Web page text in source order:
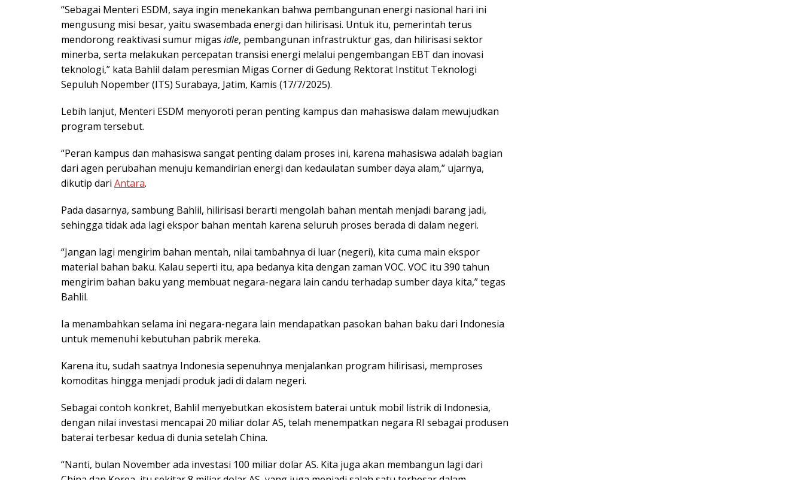
“Sebagai Menteri ESDM, saya ingin menekankan bahwa pembangunan energi nasional hari ini
mengusung misi besar, yaitu swasembada energi dan hilirisasi. Untuk itu, pemerintah terus
mendorong reaktivasi sumur migas idle, pembangunan infrastruktur gas, dan hilirisasi sektor
minerba, serta melakukan percepatan transisi energi melalui pengembangan EBT dan inovasi
teknologi,” kata Bahlil dalam peresmian Migas Corner di Gedung Rektorat Institut Teknologi
Sepuluh Nopember (ITS) Surabaya, Jatim, Kamis (17/7/2025).
Lebih lanjut, Menteri ESDM menyoroti peran penting kampus dan mahasiswa dalam mewujudkan
program tersebut.
“Peran kampus dan mahasiswa sangat penting dalam proses ini, karena mahasiswa adalah bagian
dari agen perubahan menuju kemandirian energi dan kedaulatan sumber daya alam,” ujarnya,
dikutip dari Antara.
Pada dasarnya, sambung Bahlil, hilirisasi berarti mengolah bahan mentah menjadi barang jadi,
sehingga tidak ada lagi ekspor bahan mentah karena seluruh proses berada di dalam negeri.
“Jangan lagi mengirim bahan mentah, nilai tambahnya di luar (negeri), kita cuma main ekspor
material bahan baku. Kalau seperti itu, apa bedanya kita dengan zaman VOC. VOC itu 390 tahun
mengirim bahan baku yang membuat negara-negara lain candu terhadap sumber daya kita,” tegas
Bahlil.
Ia menambahkan selama ini negara-negara lain mendapatkan pasokan bahan baku dari Indonesia
untuk memenuhi kebutuhan pabrik mereka.
Karena itu, sudah saatnya Indonesia sepenuhnya menjalankan program hilirisasi, memproses
komoditas hingga menjadi produk jadi di dalam negeri.
Sebagai contoh konkret, Bahlil menyebutkan ekosistem baterai untuk mobil listrik di Indonesia,
dengan nilai investasi mencapai 20 miliar dolar AS, telah menempatkan negara RI sebagai produsen
baterai terbesar kedua di dunia setelah China.
“Nanti, bulan November ada investasi 100 miliar dolar AS. Kita juga akan membangun lagi dari